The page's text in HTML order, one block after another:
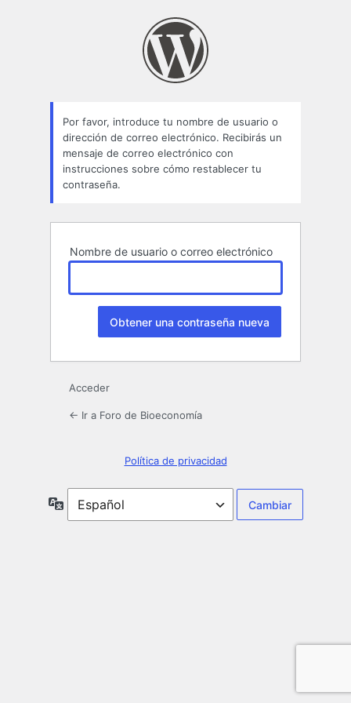
Por favor, introduce tu nombre de usuario o
dirección de correo electrónico. Recibirás un
mensaje de correo electrónico con
instrucciones sobre cómo restablecer tu
contraseña.
Nombre de usuario o correo electrónico
Acceder
← Ir a Foro de Bioeconomía
Política de privacidad
Idioma